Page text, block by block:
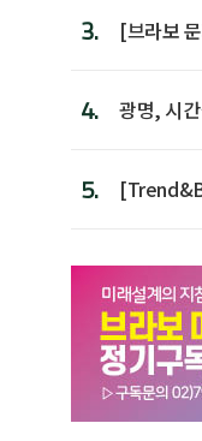
3.
[브라보
4. 광명, 시
5.